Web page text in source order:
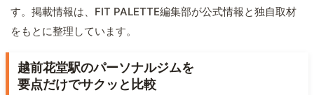
す。掲載情報は、FIT PALETTE編集部が公式情報と独自取材
をもとに整理しています。
越前花堂駅のパーソナルジムを
要点だけでサクッと比較